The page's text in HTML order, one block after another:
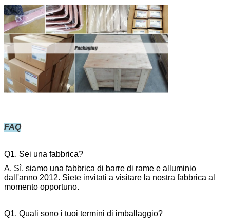
FAQ
Q1. Sei una fabbrica?
A. Sì, siamo una fabbrica di barre di rame e alluminio
dall'anno 2012. Siete invitati a visitare la nostra fabbrica al
momento opportuno.
Q1. Quali sono i tuoi termini di imballaggio?